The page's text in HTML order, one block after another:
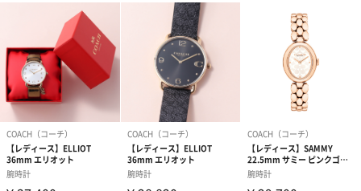
豊富なカラーバリエーションとシンプルなデザインが魅力の新コ
レクション。3時の位置のシグネチャーマーカーをアクセントにし
た、シーンを問わずに着用ができるレディースウォッチです。
「COACH（コーチ）」
#40代 #60代